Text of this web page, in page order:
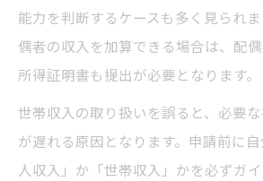
能力を判断するケースも多く見られ
偶者の収入を加算できる場合は、配
所得証明書も提出が必要となります。
世帯収入の取り扱いを誤ると、必要
が遅れる原因となります。申請前に
人収入」か「世帯収入」かを必ずガ